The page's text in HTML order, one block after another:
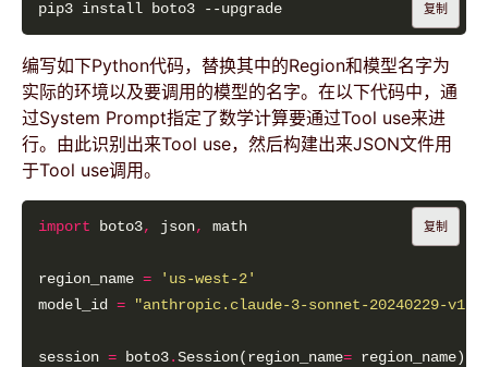
复制
编写如下Python代码，替换其中的Region和模型名字为
实际的环境以及要调用的模型的名字。在以下代码中，通
过System Prompt指定了数学计算要通过Tool use来进
行。由此识别出来Tool use，然后构建出来JSON文件用
于Tool use调用。
import boto3, json,
region_name =
'us-west-2'
model_id = "anthropic.claude-3-sonnet-20240229-
session = boto3.Session(region_name=
复制